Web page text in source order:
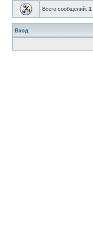
Всего сообщений: 1
Вход